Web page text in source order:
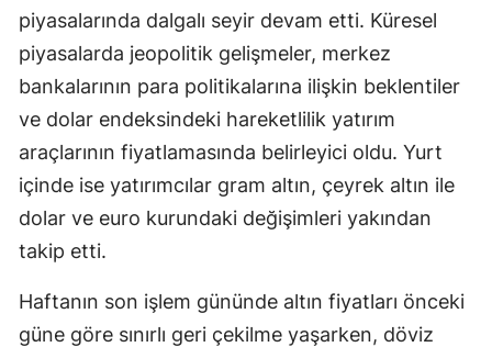
piyasalarında dalgalı seyir devam etti. Küresel
piyasalarda jeopolitik gelişmeler, merkez
bankalarının para politikalarına ilişkin beklentiler
ve dolar endeksindeki hareketlilik yatırım
araçlarının fiyatlamasında belirleyici oldu. Yurt
içinde ise yatırımcılar gram altın, çeyrek altın ile
dolar ve euro kurundaki değişimleri yakından
takip etti.
Haftanın son işlem gününde altın fiyatları önceki
güne göre sınırlı geri çekilme yaşarken, döviz